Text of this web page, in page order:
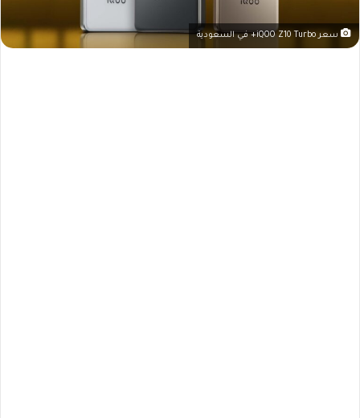
سعر iQOO Z10 Turbo+ في السعودية